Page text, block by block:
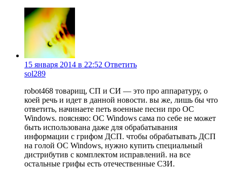
15 января 2014 в 22:52 Ответить
sol289
robot468 товарищ, СП и СИ — это про аппаратуру, о
коей речь и идет в данной новости. вы же, лишь бы что
ответить, начинаете петь военные песни про ОС
Windows. поясняю: ОС Windows сама по себе не может
быть использована даже для обрабатывания
информации с грифом ДСП. чтобы обрабатывать ДСП
на голой ОС Windows, нужно купить специальный
дистрибутив с комплектом исправлений. на все
остальные грифы есть отечественные СЗИ.